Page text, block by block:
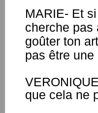
MARIE- Et
cherche pas
goûter ton art
pas être une
que cela ne